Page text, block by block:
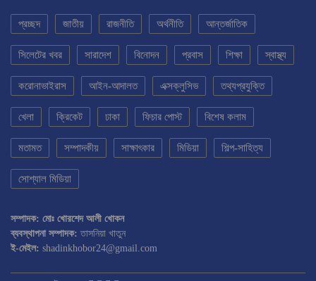
প্রচ্ছদ জাতীয় রাজনীতি অর্থনীতি আন্তর্জাতিক
সিলেটের খবর সারাদেশ বিনোদন প্রবাস শিক্ষা স্বাস্থ্য
করোনাভাইরাস আইন-আদালত এক্সক্লুসিভ তথ্যপ্রযুক্তি
খেলা ক্রিকেট ঢাকা ফিচার পোস্ট বিশেষ কলাম
মতামত সম্পাদকীয় সাক্ষাৎকার মিডিয়া শিল্প-সাহিত্য
সোশ্যাল মিডিয়া
সম্পাদক: মোঃ খোরশেদ আলী খোকন
ব্যবস্থাপনা সম্পাদক: তাসনিয়া খাতুন
ই-মেইল: shadinkhobor24@gmail.com